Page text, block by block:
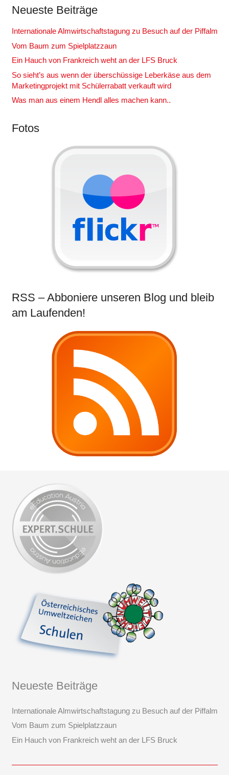
Neueste Beiträge
Internationale Almwirtschaftstagung zu Besuch auf der Piffalm
Vom Baum zum Spielplatzzaun
Ein Hauch von Frankreich weht an der LFS Bruck
So sieht’s aus wenn der überschüssige Leberkäse aus dem
Marketingprojekt mit Schülerrabatt verkauft wird
Was man aus einem Hendl alles machen kann..
Fotos
RSS – Abboniere unseren Blog und bleib
am Laufenden!
Neueste Beiträge
Internationale Almwirtschaftstagung zu Besuch auf der Piffalm
Vom Baum zum Spielplatzzaun
Ein Hauch von Frankreich weht an der LFS Bruck